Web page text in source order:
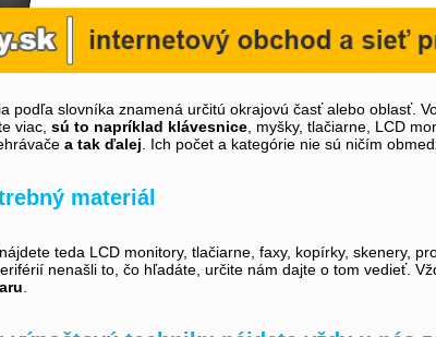
podľa slovníka znamená určitú okrajovú časť alebo oblasť.
viac, sú to napríklad klávesnice , myšky, tlačiarne, LCD
a tak ďalej . Ich počet a kategórie nie sú ničím
materiál
teda LCD monitory, tlačiarne, faxy, kopírky, skenery,
nenašli to, čo hľadáte, určite nám dajte o tom vedieť.